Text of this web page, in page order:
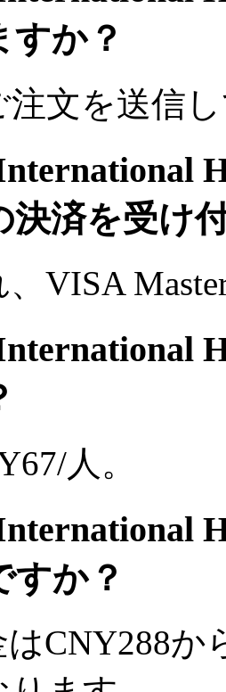
すか？
注文を送信
決済を受け
VISA
人。
すか？
はCNY288